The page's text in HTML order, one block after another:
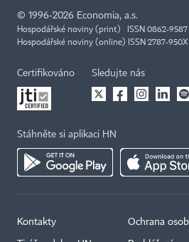
© 1996-2026 Economia, a.s.
Hospodářské noviny (print) ISSN 0862-9587
Hospodářské noviny (online) ISSN 2787-950X
Certifikováno Sledujte nás
Stáhněte si aplikaci HN
Kontakty Ochrana